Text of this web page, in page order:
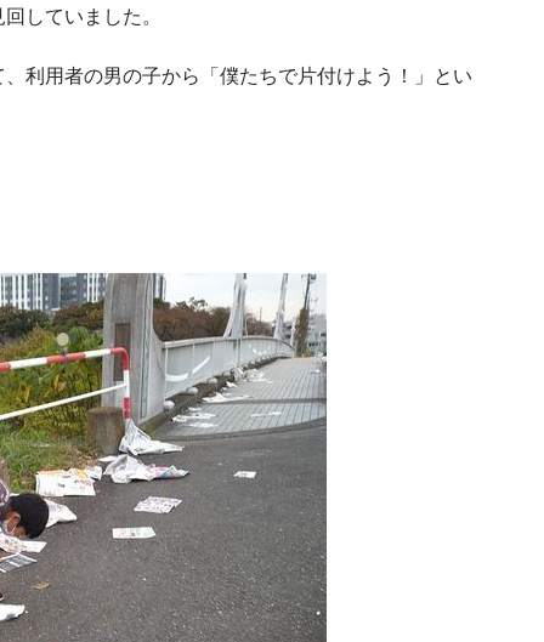
していました。
利用者の男の子から「僕たちで片付けよう！」とい